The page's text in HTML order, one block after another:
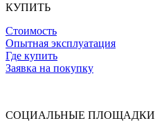
КУПИТЬ
Стоимость
Опытная эксплуатация
Где купить
Заявка на покупку
СОЦИАЛЬНЫЕ ПЛОЩАДКИ